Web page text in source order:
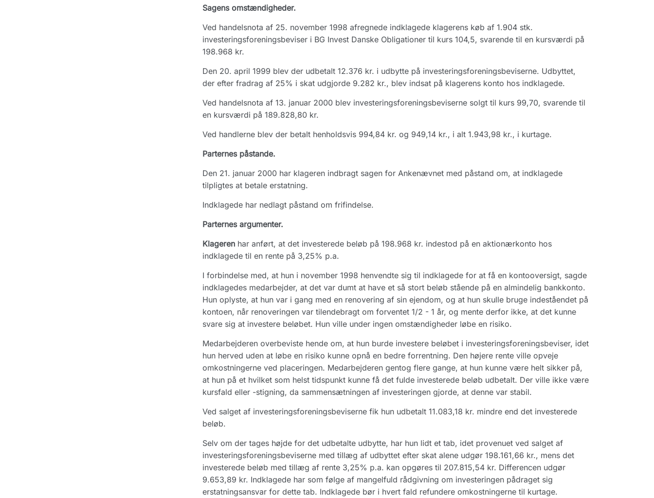
Sagens omstændigheder.
Ved handelsnota af 25. november 1998 afregnede indklagede klagerens køb af 1.904 stk.
investeringsforeningsbeviser i BG Invest Danske Obligationer til kurs 104,5, svarende til en kursværdi på
198.968 kr.
Den 20. april 1999 blev der udbetalt 12.376 kr. i udbytte på investeringsforeningsbeviserne. Udbyttet,
der efter fradrag af 25% i skat udgjorde 9.282 kr., blev indsat på klagerens konto hos indklagede.
Ved handelsnota af 13. januar 2000 blev investeringsforeningsbeviserne solgt til kurs 99,70, svarende til
en kursværdi på 189.828,80 kr.
Ved handlerne blev der betalt henholdsvis 994,84 kr. og 949,14 kr., i alt 1.943,98 kr., i kurtage.
Parternes påstande.
Den 21. januar 2000 har klageren indbragt sagen for Ankenævnet med påstand om, at indklagede
tilpligtes at betale erstatning.
Indklagede har nedlagt påstand om frifindelse.
Parternes argumenter.
Klagerenhar anført, at det investerede beløb på 198.968 kr. indestod på en aktionærkonto hos
indklagede til en rente på 3,25% p.a.
I forbindelse med, at hun i november 1998 henvendte sig til indklagede for at få en kontooversigt, sagde
indklagedes medarbejder, at det var dumt at have et så stort beløb stående på en almindelig bankkonto.
Hun oplyste, at hun var i gang med en renovering af sin ejendom, og at hun skulle bruge indeståendet på
kontoen, når renoveringen var tilendebragt om forventet 1/2 - 1 år, og mente derfor ikke, at det kunne
svare sig at investere beløbet. Hun ville under ingen omstændigheder løbe en risiko.
Medarbejderen overbeviste hende om, at hun burde investere beløbet i investeringsforeningsbeviser, idet
hun herved uden at løbe en risiko kunne opnå en bedre forrentning. Den højere rente ville opveje
omkostningerne ved placeringen. Medarbejderen gentog flere gange, at hun kunne være helt sikker på,
at hun på et hvilket som helst tidspunkt kunne få det fulde investerede beløb udbetalt. Der ville ikke være
kursfald eller -stigning, da sammensætningen af investeringen gjorde, at denne var stabil.
Ved salget af investeringsforeningsbeviserne fik hun udbetalt 11.083,18 kr. mindre end det investerede
beløb.
Selv om der tages højde for det udbetalte udbytte, har hun lidt et tab, idet provenuet ved salget af
investeringsforeningsbeviserne med tillæg af udbyttet efter skat alene udgør 198.161,66 kr., mens det
investerede beløb med tillæg af rente 3,25% p.a. kan opgøres til 207.815,54 kr. Differencen udgør
9.653,89 kr. Indklagede har som følge af mangelfuld rådgivning om investeringen pådraget sig
erstatningsansvar for dette tab. Indklagede bør i hvert fald refundere omkostningerne til kurtage.